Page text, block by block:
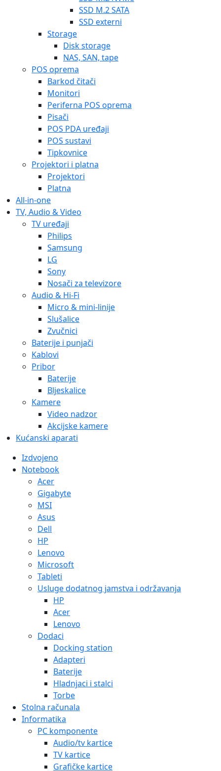
SSD M.2 SATA
SSD externi
Storage
Disk storage
NAS, SAN, tape
POS oprema
Barkod čitači
Monitori
Periferna POS oprema
Pisači
POS PDA uređaji
POS sustavi
Tipkovnice
Projektori i platna
Projektori
Platna
All-in-one
TV, Audio & Video
TV uređaji
Philips
Samsung
LG
Sony
Nosači za televizore
Audio & Hi-Fi
Micro & mini-linije
Slušalice
Zvučnici
Baterije i punjači
Kablovi
Pribor
Baterije
Bljeskalice
Kamere
Video nadzor
Akcijske kamere
Kućanski aparati
Izdvojeno
Notebook
Acer
Gigabyte
MSI
Asus
Dell
HP
Lenovo
Microsoft
Tableti
Usluge dodatnog jamstva i održavanja
HP
Acer
Lenovo
Dodaci
Docking station
Adapteri
Baterije
Hladnjaci i stalci
Torbe
Stolna računala
Informatika
PC komponente
Audio/tv kartice
TV kartice
Grafičke kartice